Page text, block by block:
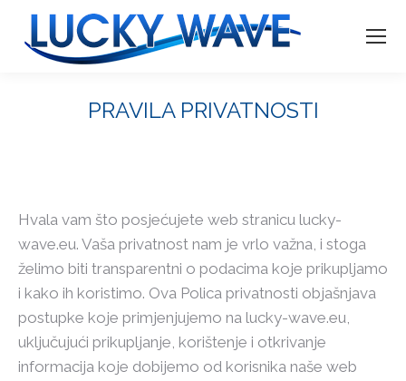
PRAVILA PRIVATNOSTI
Hvala vam što posjećujete web stranicu lucky-
wave.eu. Vaša privatnost nam je vrlo važna, i stoga
želimo biti transparentni o podacima koje prikupljamo
i kako ih koristimo. Ova Polica privatnosti objašnjava
postupke koje primjenjujemo na lucky-wave.eu,
uključujući prikupljanje, korištenje i otkrivanje
informacija koje dobijemo od korisnika naše web